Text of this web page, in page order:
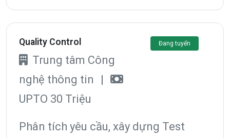
Quality Control
Trung tâm Công
nghệ thông tin
|
UPTO 30 Triệu
Đang tuyển
Phân tích yêu cầu, xây dựng Test